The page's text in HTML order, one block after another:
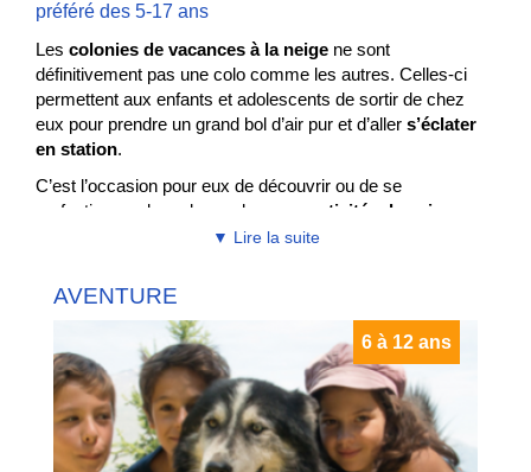
préféré des 5-17 ans
Les colonies de vacances à la neige ne sont
définitivement pas une colo comme les autres. Celles-ci
permettent aux enfants et adolescents de sortir de chez
eux pour prendre un grand bol d’air pur et d’aller s’éclater
en station.
C’est l’occasion pour eux de découvrir ou de se
perfectionner dans de nombreuses
activités de neige
encadrées et sécurisées. Nos séjours proposent toute la
ski alpin
ski de randonnée
ski de fond ou leski nordique
snowkite
ski avec pulka
chiens de traineaux
▼ Lire la suite
AVENTURE
6 à 12 ans